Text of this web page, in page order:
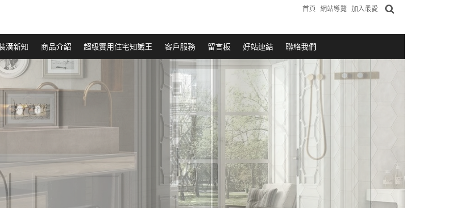
首頁 網站導覽 加入最愛
潢新知 商品介紹 超級實用住宅知識王 客戶服務 留言板 好站連結 聯絡我們